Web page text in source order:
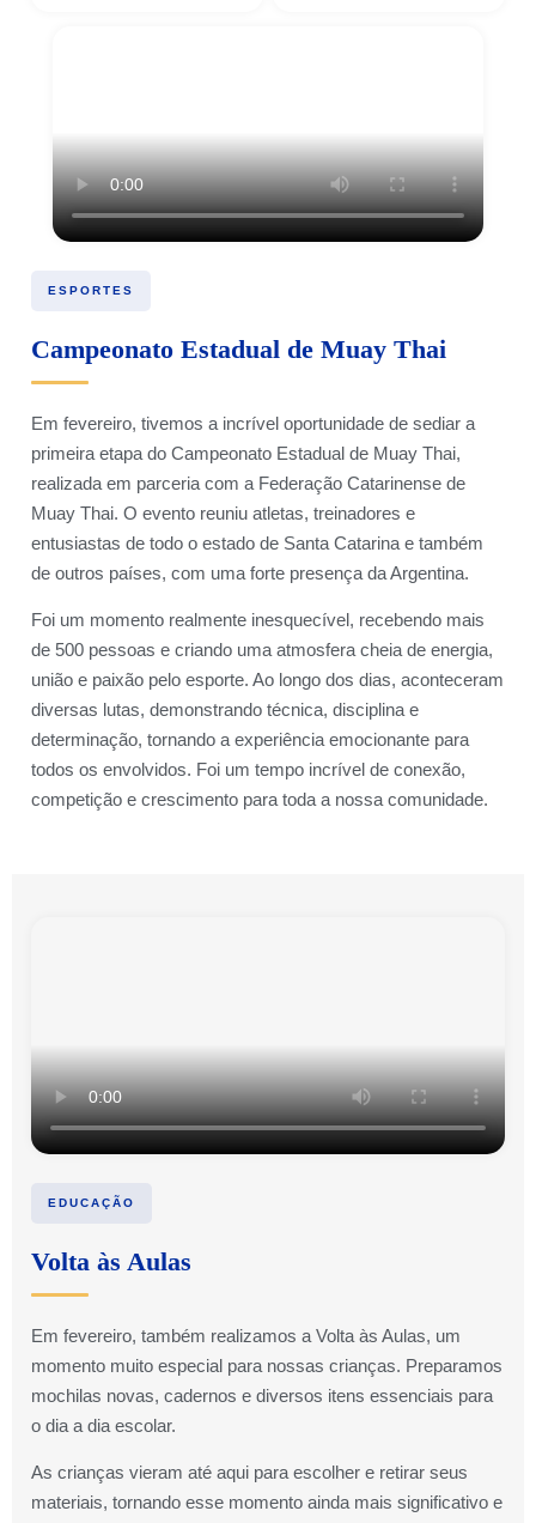
ESPORTES
Campeonato Estadual de Muay Thai
Em fevereiro, tivemos a incrível oportunidade de sediar a
primeira etapa do Campeonato Estadual de Muay Thai,
realizada em parceria com a Federação Catarinense de
Muay Thai. O evento reuniu atletas, treinadores e
entusiastas de todo o estado de Santa Catarina e também
de outros países, com uma forte presença da Argentina.
Foi um momento realmente inesquecível, recebendo mais
de 500 pessoas e criando uma atmosfera cheia de energia,
união e paixão pelo esporte. Ao longo dos dias, aconteceram
diversas lutas, demonstrando técnica, disciplina e
determinação, tornando a experiência emocionante para
todos os envolvidos. Foi um tempo incrível de conexão,
competição e crescimento para toda a nossa comunidade.
EDUCAÇÃO
Volta às Aulas
Em fevereiro, também realizamos a Volta às Aulas, um
momento muito especial para nossas crianças. Preparamos
mochilas novas, cadernos e diversos itens essenciais para
o dia a dia escolar.
As crianças vieram até aqui para escolher e retirar seus
materiais, tornando esse momento ainda mais significativo e